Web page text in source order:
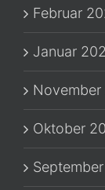
Februar
Januar
Oktober